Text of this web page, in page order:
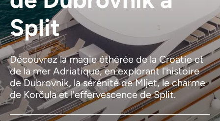
Split
Découvrez la magie éthérée de la Croatie et
de la mer Adriatique, en explorant l'histoire
de Dubrovnik, la sérénité de Mljet, le charme
de Korčula et l'effervescence de Split.